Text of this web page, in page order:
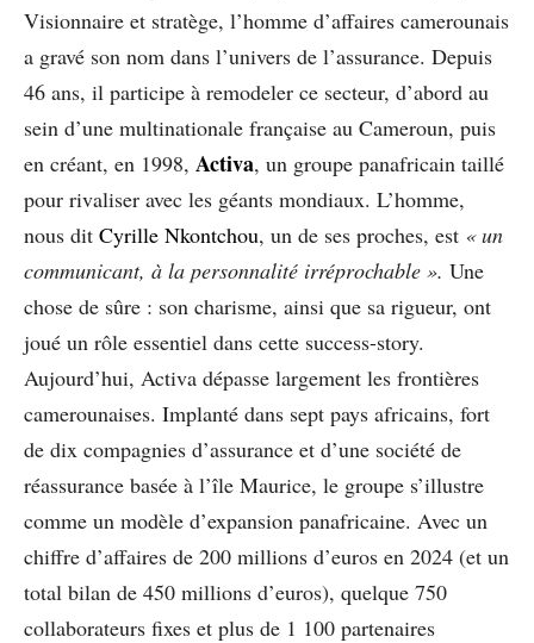
Visionnaire et stratège, l’homme d’affaires camerounais
a gravé son nom dans l’univers de l’assurance. Depuis
46 ans, il participe à remodeler ce secteur, d’abord au
sein d’une multinationale française au Cameroun, puis
en créant, en 1998, Activa, un groupe panafricain taillé
pour rivaliser avec les géants mondiaux. L’homme,
nous dit Cyrille Nkontchou, un de ses proches, est « un
communicant, à la personnalité irréprochable ». Une
chose de sûre : son charisme, ainsi que sa rigueur, ont
joué un rôle essentiel dans cette success-story.
Aujourd’hui, Activa dépasse largement les frontières
camerounaises. Implanté dans sept pays africains, fort
de dix compagnies d’assurance et d’une société de
réassurance basée à l’île Maurice, le groupe s’illustre
comme un modèle d’expansion panafricaine. Avec un
chiffre d’affaires de 200 millions d’euros en 2024 (et un
total bilan de 450 millions d’euros), quelque 750
collaborateurs fixes et plus de 1 100 partenaires